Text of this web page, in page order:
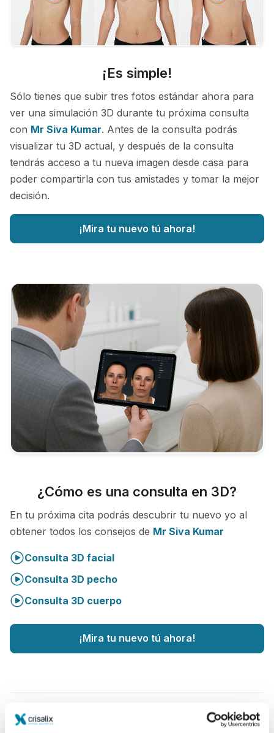
¡Es simple!
Sólo tienes que subir tres fotos estándar ahora para
ver una simulación 3D durante tu próxima consulta
con Mr Siva Kumar. Antes de la consulta podrás
visualizar tu 3D actual, y después de la consulta
tendrás acceso a tu nueva imagen desde casa para
poder compartirla con tus amistades y tomar la mejor
decisión.
¡Mira tu nuevo tú ahora!
¿Cómo es una consulta en 3D?
En tu próxima cita podrás descubrir tu nuevo yo al
obtener todos los consejos de Mr Siva Kumar
Consulta 3D facial
Consulta 3D pecho
Consulta 3D cuerpo
¡Mira tu nuevo tú ahora!